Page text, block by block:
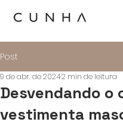
Post
Desvendando o
vestimenta
9 de abr. de 20242 min de leitura